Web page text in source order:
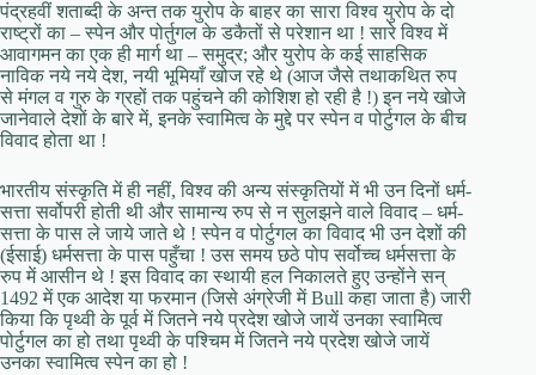
पंद्रहवीं शताब्दी के अन्त तक युरोप के बाहर का सारा विश्व युरोप के दो
राष्ट्रों का – स्पेन और पोर्तुगल के डकैतों से परेशान था ! सारे विश्व में
आवागमन का एक ही मार्ग था – समुद्र; और युरोप के कई साहसिक
नाविक नये नये देश, नयी भूमियाँ खोज रहे थे (आज जैसे तथाकथित रुप
से मंगल व गुरु के ग्रहों तक पहुंचने की कोशिश हो रही है !) इन नये खोजे
जानेवाले देशों के बारे में, इनके स्वामित्व के मुद्दे पर स्पेन व पोर्टुगल के बीच
विवाद होता था !
भारतीय संस्कृति में ही नहीं, विश्व की अन्य संस्कृतियों में भी उन दिनों धर्म-
सत्ता सर्वोपरी होती थी और सामान्य रुप से न सुलझने वाले विवाद – धर्म-
सत्ता के पास ले जाये जाते थे ! स्पेन व पोर्टुगल का विवाद भी उन देशों की
(ईसाई) धर्मसत्ता के पास पहुँचा ! उस समय छठे पोप सर्वोच्च धर्मसत्ता के
रुप में आसीन थे ! इस विवाद का स्थायी हल निकालते हुए उन्होंने सन्
1492 में एक आदेश या फरमान (जिसे अंग्रेजी में Bull कहा जाता है) जारी
किया कि पृथ्वी के पूर्व में जितने नये प्रदेश खोजे जायें उनका स्वामित्व
पोर्टुगल का हो तथा पृथ्वी के पश्चिम में जितने नये प्रदेश खोजे जायें
उनका स्वामित्व स्पेन का हो !